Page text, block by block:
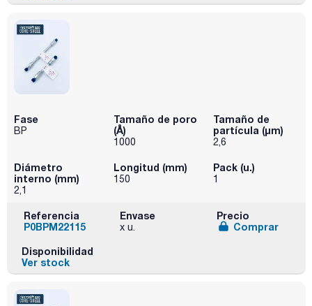
Fase
BP
Tamaño de poro
(Å)
1000
Tamaño de
partícula (μm)
2,6
Diámetro
interno (mm)
2,1
Longitud (mm)
150
Pack (u.)
1
Referencia
P0BPM22115
Envase
x u.
Precio
Comprar
Disponibilidad
Ver stock